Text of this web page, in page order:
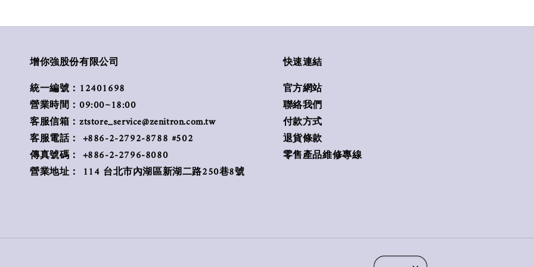
增你強股份有限公司
統一編號：12401698
營業時間：09:00~18:00
客服信箱：ztstore_service@zenitron.com.tw
客服電話： +886-2-2792-8788 #502
傳真號碼： +886-2-2796-8080
營業地址： 114 台北市內湖區新湖二路250巷8號
快速連結
官方網站
聯絡我們
付款方式
退貨條款
零售產品維修專線